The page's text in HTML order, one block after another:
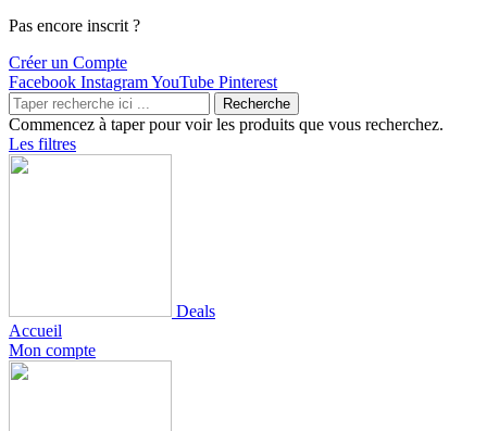
Pas encore inscrit ?
Créer un Compte
Facebook InstagramYouTube Pinterest
Recherche
Commencez à taper pour voir les produits que vous recherchez.
Les filtres
Deals
Accueil
Mon compte